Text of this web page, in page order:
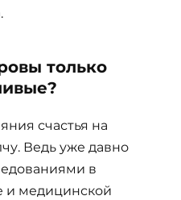
только
счастья на
Ведь уже давно
в
и медицинской